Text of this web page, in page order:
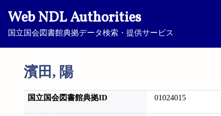
Web NDL Authorities
国立国会図書館典拠データ検索・提供サービス
濱田, 陽
国立国会図書館典拠ID 01024015